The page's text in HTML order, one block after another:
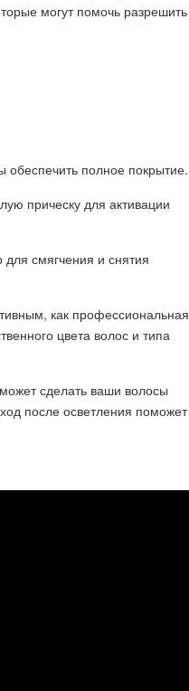
могут помочь разрешить
полное покрытие.
прическу для активации
смягчения и снятия
как профессиональная
цвета волос и типа
сделать ваши волосы
после осветления поможет